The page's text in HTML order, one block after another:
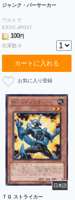
ジャンク・バーサーカー
ウルトラ
EXVC-JP037
B
100円
在庫数:4
カートに入れる
日本語
ＴＧ ストライカー